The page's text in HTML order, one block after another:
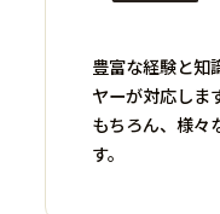
豊富な経験と知
ヤーが対応しま
もちろん、様々
す。